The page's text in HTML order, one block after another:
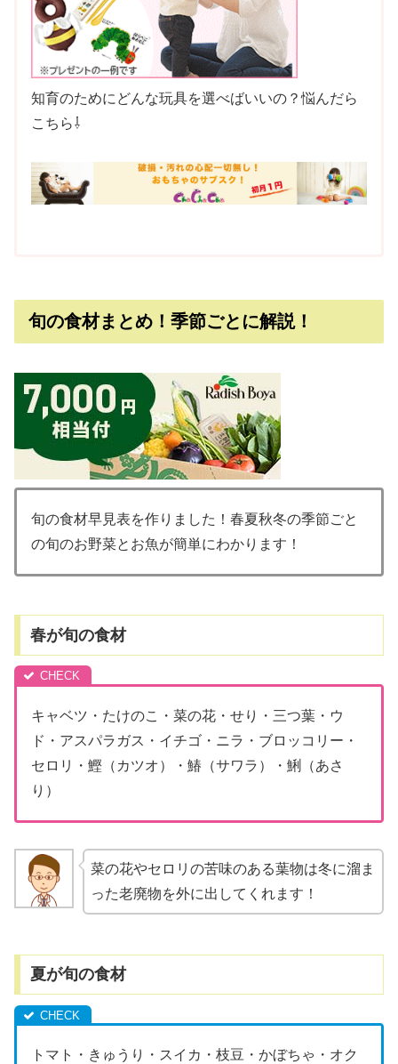
知育のためにどんな玩具を選べばいいの？悩んだら
こちら⇩
旬の食材まとめ！季節ごとに解説！
旬の食材早見表を作りました！春夏秋冬の季節ごと
の旬のお野菜とお魚が簡単にわかります！
春が旬の食材
キャベツ・たけのこ・菜の花・せり・三つ葉・ウ
ド・アスパラガス・イチゴ・ニラ・ブロッコリー・
セロリ・鰹（カツオ）・鰆（サワラ）・鯏（あさ
り）
菜の花やセロリの苦味のある葉物は冬に溜ま
った老廃物を外に出してくれます！
夏が旬の食材
トマト・きゅうり・スイカ・枝豆・かぼちゃ・オク